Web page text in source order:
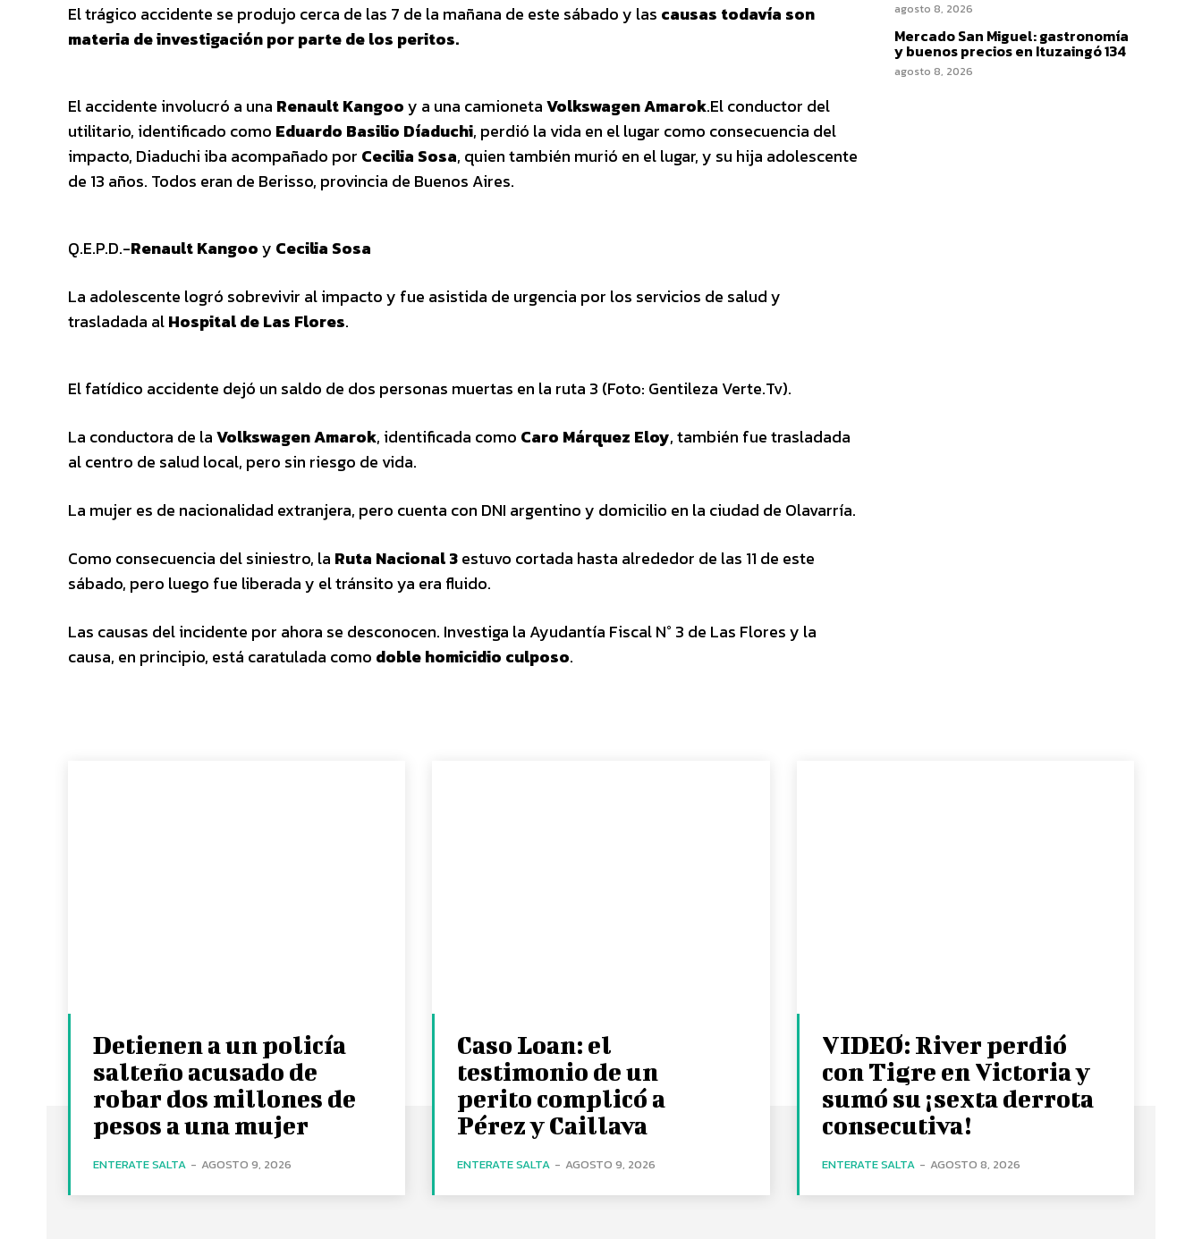
El trágico accidente se produjo cerca de las 7 de la mañana de este sábado y las causas todavía son
materia de investigación por parte de los peritos.
El accidente involucró a una Renault Kangooy a una camionetaVolkswagen Amarok.El conductor del
utilitario, identificado como Eduardo Basilio Díaduchi, perdió la vida en el lugar como consecuencia del
impacto, Diaduchi iba acompañado por Cecilia Sosa, quien también murió en el lugar, y su hija adolescente
de 13 años. Todos eran de Berisso, provincia de Buenos Aires.
Q.E.P.D.-Renault Kangooy Cecilia Sosa
La adolescente logró sobrevivir al impacto y fue asistida de urgencia por los servicios de salud y
trasladada alHospital de Las Flores.
El fatídico accidente dejó un saldo de dos personas muertas en la ruta 3 (Foto: Gentileza Verte.Tv).
La conductora de laVolkswagen Amarok, identificada como Caro Márquez Eloy, también fue trasladada
al centro de salud local, pero sin riesgo de vida.
La mujer es de nacionalidad extranjera, pero cuenta con DNI argentino y domicilio en la ciudad de Olavarría.
Como consecuencia del siniestro, la Ruta Nacional 3estuvo cortada hasta alrededor de las 11 de este
sábado, pero luego fue liberada y el tránsito ya era fluido.
Las causas del incidente por ahora se desconocen. Investiga la Ayudantía Fiscal N° 3 de Las Flores y la
causa, en principio, está caratulada como doble homicidio culposo.
agosto 8, 2026
Mercado San Miguel: gastronomía
y buenos precios en Ituzaingó 134
agosto 8, 2026
Detienen a un policía
salteño acusado de
robar dos millones de
pesos a una mujer
ENTERATE SALTA - AGOSTO 9, 2026
Caso Loan: el
testimonio de un
perito complicó a
Pérez y Caillava
ENTERATE SALTA - AGOSTO 9, 2026
VIDEO: River perdió
con Tigre en Victoria y
sumó su ¡sexta derrota
consecutiva!
ENTERATE SALTA - AGOSTO 8, 2026